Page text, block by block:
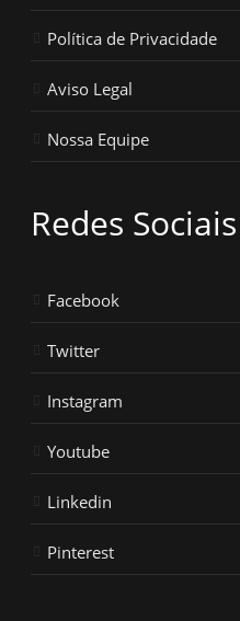
Política de Privacidade
Aviso Legal
Nossa Equipe
Redes Sociais
Facebook
Twitter
Instagram
Youtube
Linkedin
Pinterest